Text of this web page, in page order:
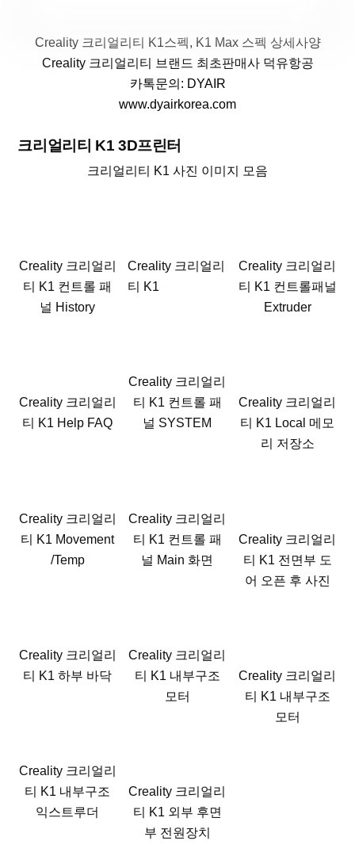
Creality 크리얼리티 K1스펙, K1 Max 스펙 상세사양
Creality 크리얼리티 브랜드 최초판매사 덕유항공
카톡문의: DYAIR
www.dyairkorea.com
크리얼리티 K1 3D프린터
크리얼리티 K1 사진 이미지 모음
Creality 크리얼리
티 K1 컨트롤 패
널 History
Creality 크리얼리
티 K1 Help FAQ
Creality 크리얼리
티 K1 Movement
/Temp
Creality 크리얼리
티 K1 하부 바닥
Creality 크리얼리
티 K1 내부구조
익스트루더
Creality 크리얼리
티 K1
Creality 크리얼리
티 K1 컨트롤 패
널 SYSTEM
Creality 크리얼리
티 K1 컨트롤 패
널 Main 화면
Creality 크리얼리
티 K1 내부구조
모터
Creality 크리얼리
티 K1 외부 후면
부 전원장치
Creality 크리얼리
티 K1 컨트롤패널
Extruder
Creality 크리얼리
티 K1 Local 메모
리 저장소
Creality 크리얼리
티 K1 전면부 도
어 오픈 후 사진
Creality 크리얼리
티 K1 내부구조
모터